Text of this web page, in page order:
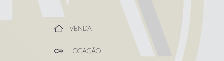
VENDA
LOCAÇÃO